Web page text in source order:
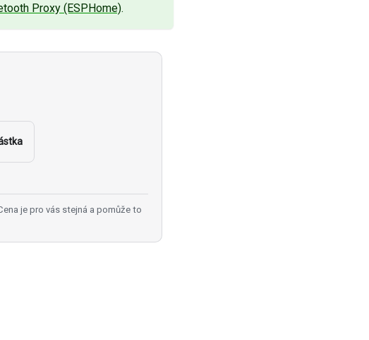
Proxy (ESPHome).
je pro vás stejná a pomůže to